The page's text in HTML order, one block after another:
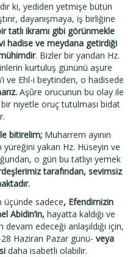
ki, yediden yetmişe bütün
dayanışmaya, iş birliğine
tatlı ikramı gibi görünmekle
hadise ve meydana getirdiği
. Bizler bir yandan Hz.
kurtuluş gününü aşure
ve Ehl-i beytinden, o hadisede
Aşûre orucunun bu olay ile
bir niyetle oruç tutulması bidat
bitirelim; Muharrem ayının
yakan Hz. Hüseyin ve
o gün bu tatlıyı yemek
tarafından, sevimsiz
üçünde sadece, Efendimizin
Abidin’in, hayatta kaldığı ve
edeceği anlaşıldığı için,
Haziran Pazar günü- veya
daha isabetli olabilir.